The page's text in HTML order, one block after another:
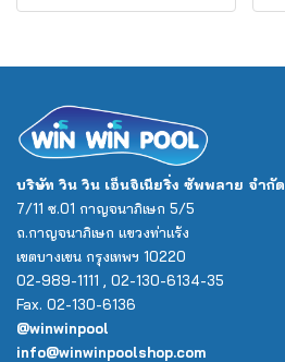
บริษัท วิน วิน เอ็นจิเนียริ่ง ซัพพลาย จำกัด
7/11 ซ.01 กาญจนาภิเษก 5/5
ถ.กาญจนาภิเษก แขวงท่าแร้ง
เขตบางเขน กรุงเทพฯ 10220
02-989-1111 , 02-130-6134-35
Fax. 02-130-6136
@winwinpool
info@winwinpoolshop.com